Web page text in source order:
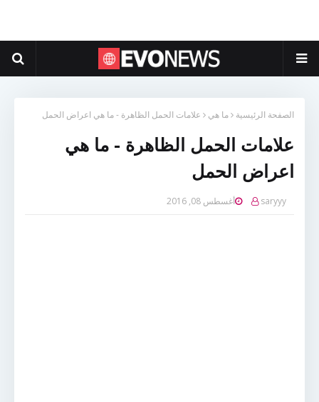
الصفحة الرئيسية ما هي علامات الحمل الظاهرة - ما هي اعراض الحمل
علامات الحمل الظاهرة - ما هي
اعراض الحمل
saryyy أغسطس 08, 2016